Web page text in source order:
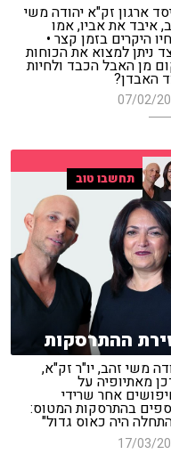
ארגון זק"א יהודה משי
איבד את אביו, אמו
היקרים בזמן קצר •
ניתן למצוא את הכוחות
מן האבל הכבד ולחיות
האבדן?
07/02/
תחשבו טוב
ההתרסקות
משי זהב, יו"ר זק"א,
מאתיופיה על
אחר שרידי
בהתרסקות המטוס:
היה כאוס גדול"
17/03/